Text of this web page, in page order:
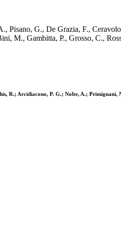
Pisano, G., De Grazia, F.,
M., Gambitta, P., Grosso,
R.; Arcidiacono, P. G.; Nolte, A.;